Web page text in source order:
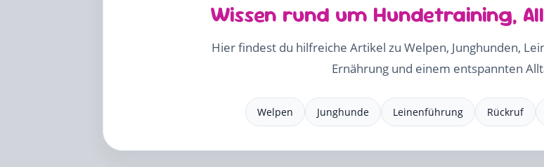
Wissen rund um Hundetraining,
Hier findest du hilfreiche Artikel zu Welpen, Junghunden,
Ernährung und einem entspannten
Welpen Junghunde Leinenführung Rückruf